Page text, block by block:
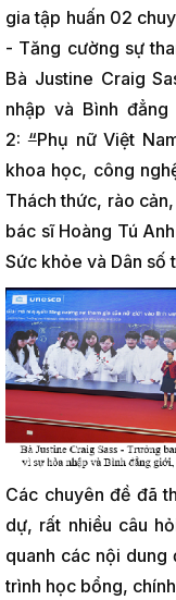
gia tập huấn 02
- Tăng cường sự
Bà Justine Craig
nhập và Bình
2:“Phụ nữ Việt
khoa học, công
Thách thức, rào
bác sĩ Hoàng Tú
Sức khỏe và Dân số
Các chuyên đề đã
dự, rất nhiều câu
quanh các nội
trình học bổng,